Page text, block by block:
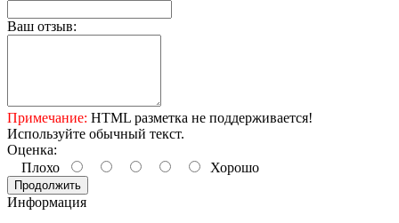
Ваш отзыв:
Примечание: HTML разметка не поддерживается!
Используйте обычный текст.
Оценка:
Плохо
Хорошо
Продолжить
Информация